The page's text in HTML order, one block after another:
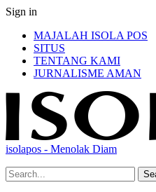
Sign in
MAJALAH ISOLA POS
SITUS
TENTANG KAMI
JURNALISME AMAN
isolapos - Menolak Diam